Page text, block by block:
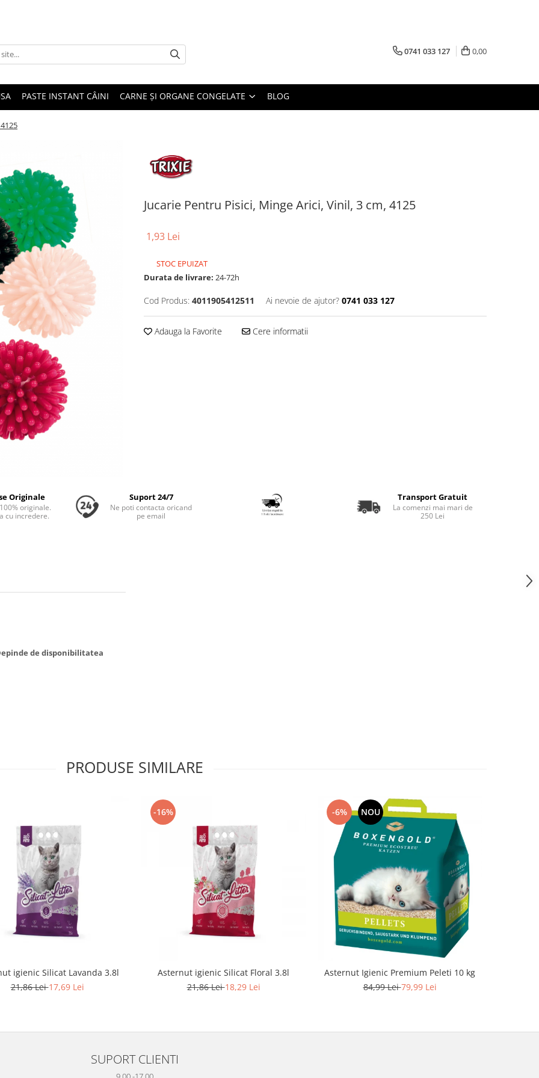
0741 033 127 0,00
PASTE INSTANT CÂINI CARNE ȘI ORGANE CONGELATE BLOG
Jucarie Pentru Pisici, Minge Arici, Vinil, 3 cm, 4125
1,93 Lei
STOC EPUIZAT
Durata de livrare: 24-72h
Cod Produs: 4011905412511 Ai nevoie de ajutor? 0741 033 127
Adauga la Favorite Cere informatii
Originale
originale.
cu incredere.
Suport 24/7
Ne poti contacta oricand
pe email
Transport Gratuit
La comenzi mai mari de
250 Lei
de disponibilitatea
PRODUSE SIMILARE
igienic Silicat Lavanda 3.8l
21,86 Lei17,69 Lei
-16%
Asternut igienic Silicat Floral 3.8l
21,86 Lei18,29 Lei
-6% NOU
Asternut Igienic Premium Peleti 10 kg
84,99 Lei79,99 Lei
SUPORT CLIENTI